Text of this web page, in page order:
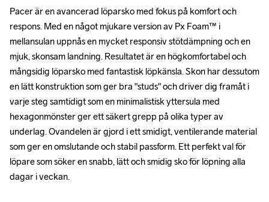
Pacer är en avancerad löparsko med fokus på komfort och
respons. Med en något mjukare version av Px Foam™ i
mellansulan uppnås en mycket responsiv stötdämpning och en
mjuk, skonsam landning. Resultatet är en högkomfortabel och
mångsidig löparsko med fantastisk löpkänsla. Skon har dessutom
en lätt konstruktion som ger bra "studs" och driver dig framåt i
varje steg samtidigt som en minimalistisk yttersula med
hexagonmönster ger ett säkert grepp på olika typer av
underlag. Ovandelen är gjord i ett smidigt, ventilerande material
som ger en omslutande och stabil passform. Ett perfekt val för
löpare som söker en snabb, lätt och smidig sko för löpning alla
dagar i veckan.
Pacer är en avancerad löparsko med fokus på komfort och
respons. Med en något mjukare version av Px Foam™ i
mellansulan uppnås en mycket responsiv stötdämpning och en
mjuk, skonsam landning. Resultatet är en högkomfortabel och
mångsidig löparsko med fantastisk löpkänsla. Skon har dessutom
en lätt konstruktion som ger bra "studs" och driver dig framåt i
varje steg samtidigt som en minimalistisk yttersula med
hexagonmönster ger ett säkert grepp på olika typer av
underlag. Ovandelen är gjord i ett smidigt, ventilerande material
som ger en omslutande och stabil passform. Ett perfekt val för
löpare som söker en snabb, lätt och smidig sko för löpning alla
dagar i veckan.